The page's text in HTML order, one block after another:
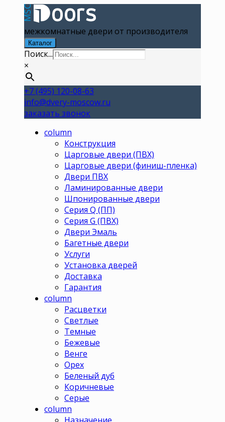
межкомнатные двери от производителя
Каталог
Поиск...
×
+7 (495) 120-08-63
info@dvery-moscow.ru
заказать звонок
column
Конструкция
Царговые двери (ПВХ)
Царговые двери (финиш-пленка)
Двери ПВХ
Ламинированные двери
Шпонированные двери
Серия Q (ПП)
Серия G (ПВХ)
Двери Эмаль
Багетные двери
Услуги
Установка дверей
Доставка
Гарантия
column
Расцветки
Светлые
Темные
Бежевые
Венге
Орех
Беленый дуб
Коричневые
Серые
column